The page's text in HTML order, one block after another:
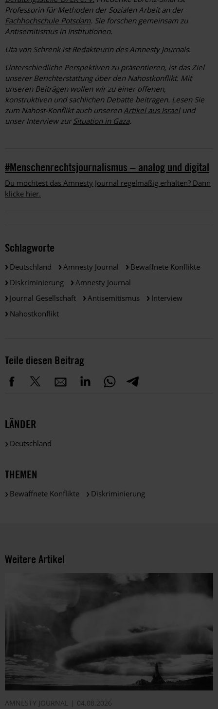
Professorin für Methoden der Sozialen Arbeit an der
Fachhochschule Potsdam. Sie forschen gemeinsam zu
Antisemitismus in ­Institutionen.
Uta von Schrenk ist Redakteurin des Amnesty Journals.
Unterschiedliche Perspektiven zu präsentieren, ist das Ziel
unserer Berichterstattung über den Nahostkonflikt. Mit
unseren Beiträgen wollen wir zu einer offenen,
konstruktiven und sachlichen Debatte beitragen. Lesen Sie
zum Nahost-Konflikt auch unseren Artikel aus Israelund
unser Interview zurSituation in Gaza.
#Menschenrechtsjournalismus – analog und digital
Du möchtest das Amnesty Journal regelmäßig erhalten? Dann
klicke hier.
Schlagworte
Deutschland Amnesty Journal
Bewaffnete Konflikte
Diskriminierung
Amnesty Journal
Journal Gesellschaft
Antisemitismus
Interview
Nahostkonflikt
Teile diesen Beitrag
LÄNDER
Deutschland
THEMEN
Bewaffnete Konflikte Diskriminierung
Weitere Artikel
AMNESTY JOURNAL 04.08.2026